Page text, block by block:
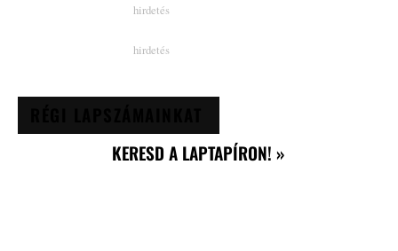
KERESD A LAPTAPÍRON! »